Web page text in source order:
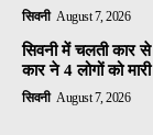
सिवनी August 7, 2026
सिवनी में चलती कार से
कार ने 4 लोगों को
सिवनी August 7, 2026